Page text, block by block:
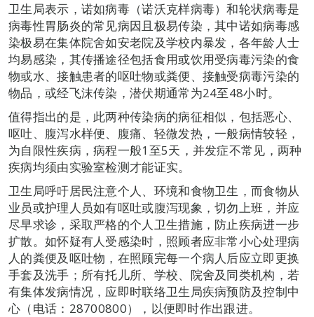
卫生局表示，诺如病毒（诺沃克样病毒）和轮状病毒是
病毒性胃肠炎的常见病因且极易传染，其中诺如病毒感
染极易在集体院舍如安老院及学校内暴发，各年龄人士
均易感染，其传播途径包括食用或饮用受病毒污染的食
物或水、接触患者的呕吐物或粪便、接触受病毒污染的
物品，或经飞沫传染，潜伏期通常为24至48小时。
值得指出的是，此两种传染病的病征相似，包括恶心、
呕吐、腹泻水样便、腹痛、轻微发热，一般病情较轻，
为自限性疾病，病程一般1至5天，并发症不常见，两种
疾病均须由实验室检测才能证实。
卫生局呼吁居民注意个人、环境和食物卫生，而食物从
业员或护理人员如有呕吐或腹泻现象，切勿上班，并应
尽早求诊，采取严格的个人卫生措施，防止疾病进一步
扩散。如怀疑有人受感染时，照顾者应非常小心处理病
人的粪便及呕吐物，在照顾完每一个病人后应立即更换
手套及洗手；所有托儿所、学校、院舍及同类机构，若
有集体发病情况，应即时联络卫生局疾病预防及控制中
心（电话：28700800），以便即时作出跟进。